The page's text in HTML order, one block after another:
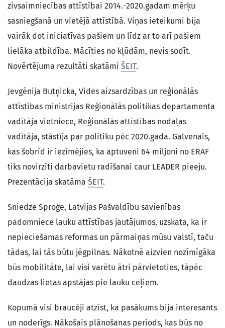
zivsaimniecības attīstībai 2014.-2020.gadam mērķu
sasniegšanā un vietējā attīstībā. Viņas ieteikumi bija
vairāk dot iniciatīvas pašiem un līdz ar to arī pašiem
lielāka atbildība. Mācīties no kļūdām, nevis sodīt.
Novērtējuma rezultāti skatāmi ŠEIT.
Jevgēnija Butņicka, Vides aizsardzības un reģionālās
attīstības ministrijas Reģionālās politikas departamenta
vadītāja vietniece, Reģionālās attīstības nodaļas
vadītāja, stāstīja par politiku pēc 2020.gada. Galvenais,
kas šobrīd ir iezīmējies, ka aptuveni 64 miljoni no ERAF
tiks novirzīti darbavietu radīšanai caur LEADER pieeju.
Prezentācija skatāma ŠEIT.
Sniedze Sproģe, Latvijas Pašvaldību savienības
padomniece lauku attīstības jautājumos, uzskata, ka ir
nepieciešamas reformas un pārmaiņas mūsu valstī, taču
tādas, lai tās būtu jēgpilnas. Nākotnē aizvien nozīmīgāka
būs mobilitāte, lai visi varētu ātri pārvietoties, tāpēc
daudzas lietas apstājas pie lauku ceļiem.
Kopumā visi braucēji atzīst, ka pasākums bija interesants
un noderīgs. Nākošais plānošanas periods, kas būs no